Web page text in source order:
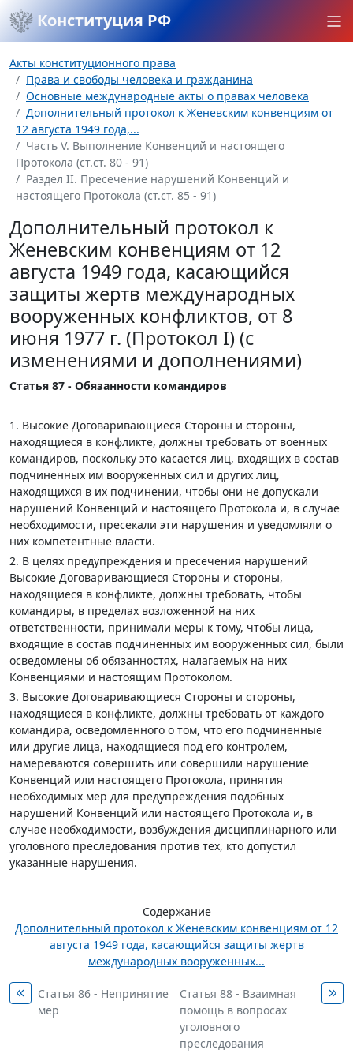
Конституция РФ
Акты конституционного права
Права и свободы человека и гражданина
Основные международные акты о правах человека
Дополнительный протокол к Женевским конвенциям от
12 августа 1949 года,...
Часть V. Выполнение Конвенций и настоящего
Протокола (ст.ст. 80 - 91)
Раздел II. Пресечение нарушений Конвенций и
настоящего Протокола (ст.ст. 85 - 91)
Дополнительный протокол к
Женевским конвенциям от 12
августа 1949 года, касающийся
защиты жертв международных
вооруженных конфликтов, от 8
июня 1977 г. (Протокол I) (с
изменениями и дополнениями)
Статья 87 - Обязанности командиров
1. Высокие Договаривающиеся Стороны и стороны,
находящиеся в конфликте, должны требовать от военных
командиров, поскольку это касается лиц, входящих в состав
подчиненных им вооруженных сил и других лиц,
находящихся в их подчинении, чтобы они не допускали
нарушений Конвенций и настоящего Протокола и, в случае
необходимости, пресекали эти нарушения и уведомляли о
них компетентные власти.
2. В целях предупреждения и пресечения нарушений
Высокие Договаривающиеся Стороны и стороны,
находящиеся в конфликте, должны требовать, чтобы
командиры, в пределах возложенной на них
ответственности, принимали меры к тому, чтобы лица,
входящие в состав подчиненных им вооруженных сил, были
осведомлены об обязанностях, налагаемых на них
Конвенциями и настоящим Протоколом.
3. Высокие Договаривающиеся Стороны и стороны,
находящиеся в конфликте, должны требовать от каждого
командира, осведомленного о том, что его подчиненные
или другие лица, находящиеся под его контролем,
намереваются совершить или совершили нарушение
Конвенций или настоящего Протокола, принятия
необходимых мер для предупреждения подобных
нарушений Конвенций или настоящего Протокола и, в
случае необходимости, возбуждения дисциплинарного или
уголовного преследования против тех, кто допустил
указанные нарушения.
Содержание
Дополнительный протокол к Женевским конвенциям от 12
августа 1949 года, касающийся защиты жертв
международных вооруженных...
Статья 86 - Непринятие
мер
Статья 88 - Взаимная
помощь в вопросах
уголовного
преследования